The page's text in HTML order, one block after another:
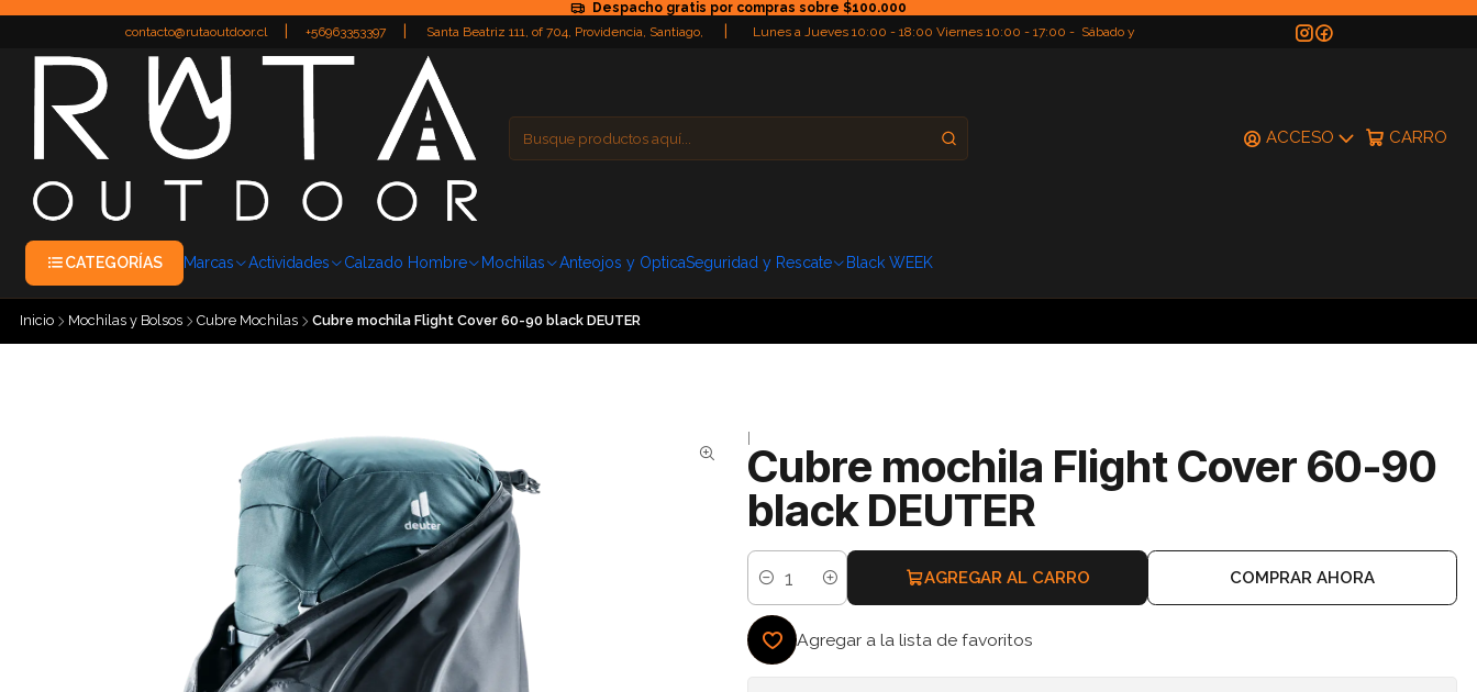
Despacho gratis por compras sobre $100.000
contacto@rutaoutdoor.cl
+56963353397
Santa Beatriz 111, of 704, Providencia, Santiago,
Lunes a Jueves 10:00 - 18:00 Viernes 10:00 - 17:00 - Sábado y
ACCESO CARRO
CATEGORÍAS Marcas Actividades Calzado Hombre Mochilas Anteojos y OpticaSeguridad y Rescate Black WEEK
Inicio Mochilas y Bolsos Cubre Mochilas Cubre mochila Flight Cover 60-90 black DEUTER
|
Cubre mochila Flight Cover 60-90
black DEUTER
Cantidad
AGREGAR AL CARRO COMPRAR AHORA
Agregar a la lista de favoritos